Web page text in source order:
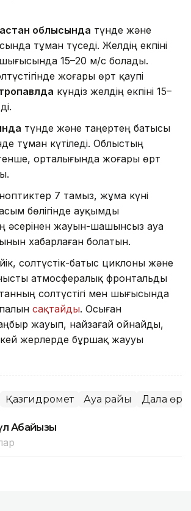
облысында түнде және
тұман түседі. Желдің екпіні
шығысында 15–20 м/с болады.
жоғары өрт қаупі
күндіз желдің екпіні 15–
түнде және таңертең батысы
тұман күтіледі. Облыстың
орталығында жоғары өрт
7 тамыз, жұма күні
бөлігінде ауқымды
әсерінен жауын-шашынсыз ауа
хабарлаған болатын.
солтүстік-батыс циклоны және
атмосфералық фронтальды
солтүстігі мен шығысында
сақтайды. Осыған
жауып, найзағай ойнайды,
жерлерде бұршақ жаууы
Қазгидромет Ауа райы Дала өрті
Абайқызы